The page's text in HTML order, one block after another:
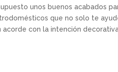
unos buenos acabados
que no solo te
acorde con la intención